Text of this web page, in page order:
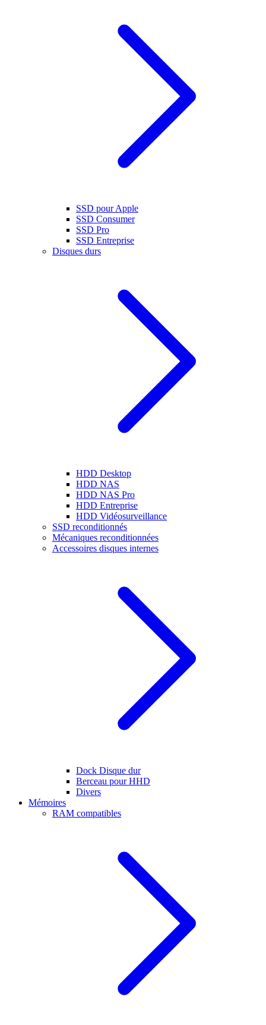
SSD pour Apple
SSD Consumer
SSD Pro
SSD Entreprise
Disques durs
HDD Desktop
HDD NAS
HDD NAS Pro
HDD Entreprise
HDD Vidéosurveillance
SSD reconditionnés
Mécaniques reconditionnées
Accessoires disques internes
Dock Disque dur
Berceau pour HHD
Divers
Mémoires
RAM compatibles